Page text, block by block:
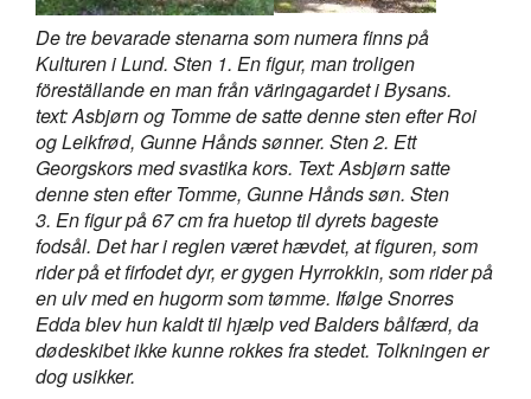
De tre bevarade stenarna som numera finns på
Kulturen i Lund. Sten 1. En figur, man troligen
föreställande en man från väringagardet i Bysans.
text: Asbjørn og Tomme de satte denne sten efter Roi
og Leikfrød, Gunne Hånds sønner. Sten 2. Ett
Georgskors med svastika kors. Text: Asbjørn satte
denne sten efter Tomme, Gunne Hånds søn. Sten
3. En figur på 67 cm fra huetop til dyrets bageste
fodsål. Det har i reglen været hævdet, at figuren, som
rider på et firfodet dyr, er gygen Hyrrokkin, som rider på
en ulv med en hugorm som tømme. Ifølge Snorres
Edda blev hun kaldt til hjælp ved Balders bålfærd, da
dødeskibet ikke kunne rokkes fra stedet. Tolkningen er
dog usikker.